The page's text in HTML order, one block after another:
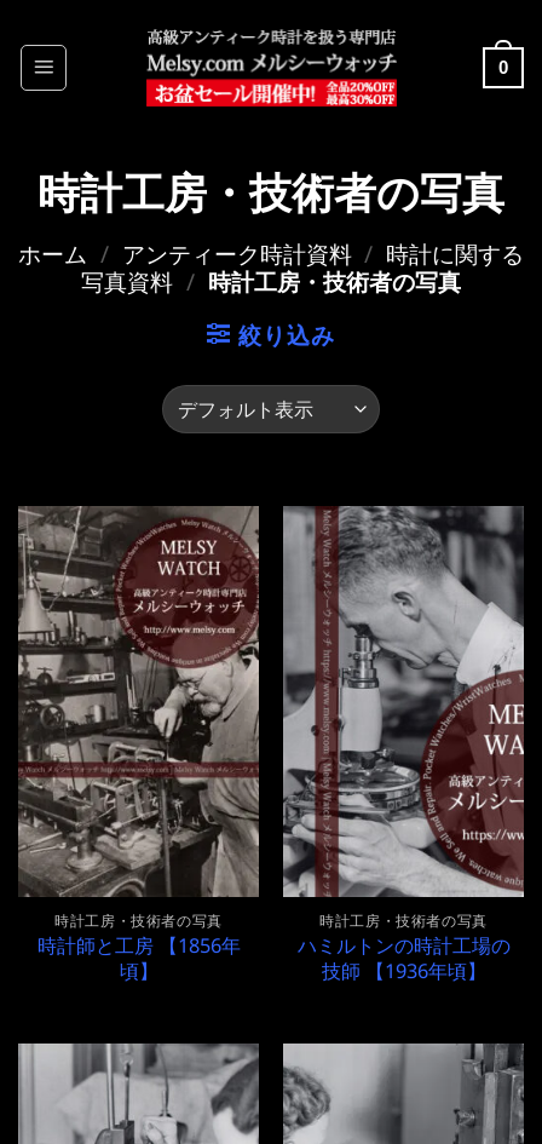
to
content
0
時計工房・技術者の写真
ホーム / アンティーク時計資料 / 時計に関する
写真資料 / 時計工房・技術者の写真
絞り込み
時計工房・技術者の写真
時計師と工房 【1856年
頃】
時計工房・技術者の写真
ハミルトンの時計工場の
技師 【1936年頃】